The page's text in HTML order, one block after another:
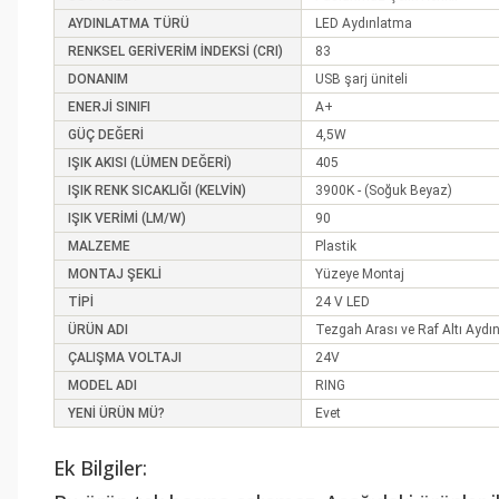
AYDINLATMA TÜRÜ
LED Aydınlatma
RENKSEL GERİVERİM İNDEKSİ (CRI)
83
DONANIM
USB şarj üniteli
ENERJİ SINIFI
A+
GÜÇ DEĞERİ
4,5W
IŞIK AKISI (LÜMEN DEĞERİ)
405
IŞIK RENK SICAKLIĞI (KELVİN)
3900K - (Soğuk Beyaz)
IŞIK VERİMİ (LM/W)
90
MALZEME
Plastik
MONTAJ ŞEKLİ
Yüzeye Montaj
TİPİ
24 V LED
ÜRÜN ADI
Tezgah Arası ve Raf Altı
ÇALIŞMA VOLTAJI
24V
MODEL ADI
RING
YENİ ÜRÜN MÜ?
Evet
Ek Bilgiler: